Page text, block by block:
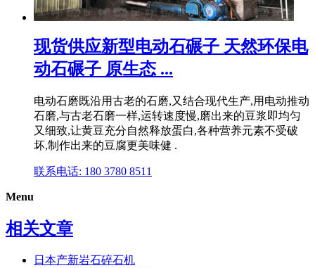
现货供应新型电动石碾子 天然环保电
动石碾子 原生态 ...
电动石磨既沿用古老的石磨,又结合现代生产,用电动推动
石磨,与古老石磨一样,运转速度慢,磨出来的豆浆即均匀
又细致,让黄豆充分自然释放蛋白,各种营养元素不受破
坏,制作出来的豆腐更美味健 .
联系电话: 180 3780 8511
Menu
相关文章
日本产新岩石碎石机